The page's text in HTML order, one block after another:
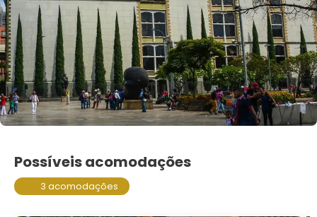
Possíveis acomodações
3 acomodações